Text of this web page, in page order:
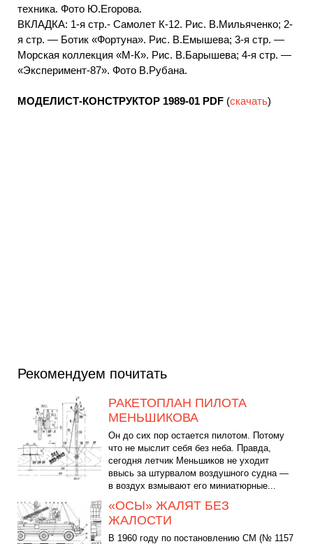
техника. Фото Ю.Егорова.
ВКЛАДКА: 1-я стр.- Самолет К-12. Рис. В.Мильяченко; 2-
я стр. — Ботик «Фортуна». Рис. В.Емышева; 3-я стр. —
Морская коллекция «М-К». Рис. В.Барышева; 4-я стр. —
«Эксперимент-87». Фото В.Рубана.
МОДЕЛИСТ-КОНСТРУКТОР 1989-01 PDF (скачать)
Рекомендуем почитать
РАКЕТОПЛАН ПИЛОТА
МЕНЬШИКОВА
Он до сих пор остается пилотом. Потому
что не мыслит себя без неба. Правда,
сегодня летчик Меньшиков не уходит
ввысь за штурвалом воздушного судна —
в воздух взмывают его миниатюрные...
«ОСЫ» ЖАЛЯТ БЕЗ
ЖАЛОСТИ
В 1960 году по постановлению СМ (№ 1157